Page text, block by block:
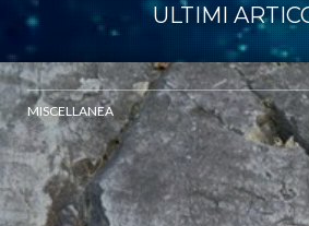
ULTIMI
MISCELLANEA